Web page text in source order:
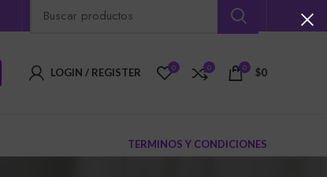
LOGIN / REGISTER 0 0 0 $0
TERMINOS Y CONDICIONES